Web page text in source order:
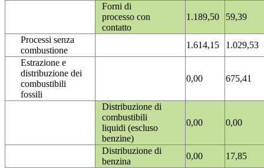
Forni di
processo con
contatto
1.189,50 59,39
Processi senza
combustione
1.614,15
1.029,53
Estrazione e
distribuzione dei
combustibili
fossili
0,00 675,41
Distribuzione di
combustibili
liquidi (escluso
benzine)
0,00 0,00
Distribuzione di
benzina
0,00
17,85